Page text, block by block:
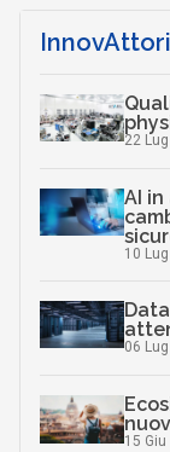
InnovAttori
22
AI
10
06
15 Giu